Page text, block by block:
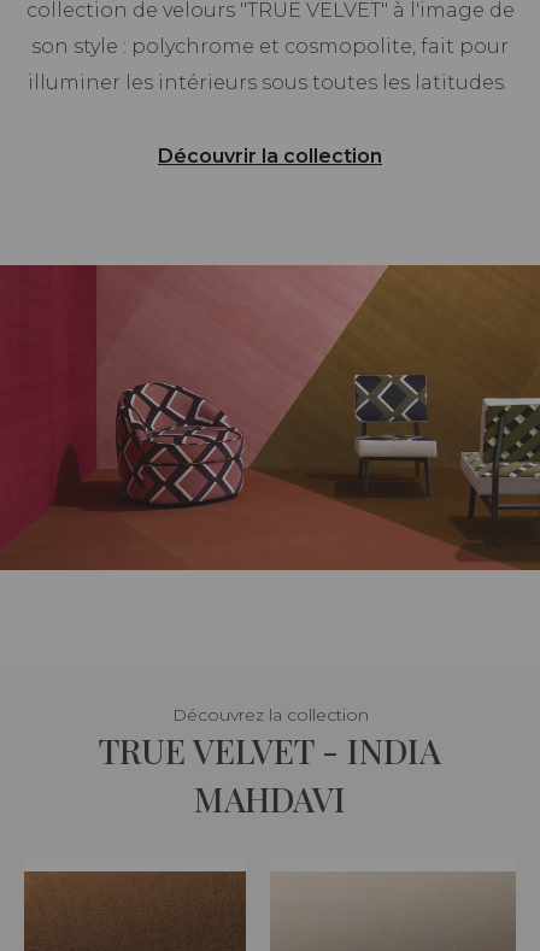
collection de velours "TRUE VELVET" à l'image de
son style : polychrome et cosmopolite, fait pour
illuminer les intérieurs sous toutes les latitudes.
Découvrir la collection
Découvrez la collection
TRUE VELVET - INDIA
MAHDAVI